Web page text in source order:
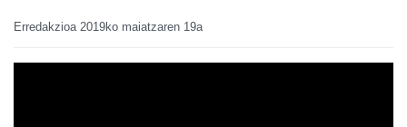
Erredakzioa 2019ko maiatzaren 19a